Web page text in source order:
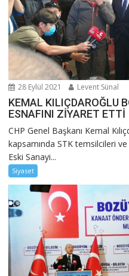
28 Eylül 2021 Levent Sünal
KEMAL KILIÇDAROĞLU
ESNAFINI ZİYARET ETTİ
CHP Genel Başkanı Kemal
kapsamında STK temsilcileri
Eski Sanayi...
Siyaset